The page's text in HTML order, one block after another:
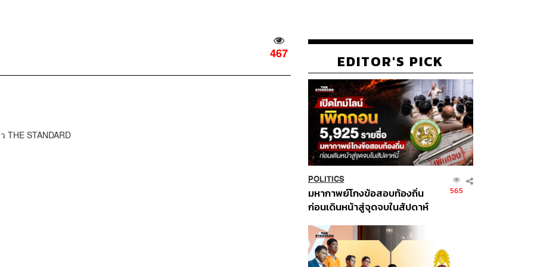
467
STANDARD
EDITOR'S PICK
POLITICS
มหากาพย์โกงข้อสอบท้องถิ่น
ก่อนเดินหน้าสู่จุดจบในสัปดาห์
565